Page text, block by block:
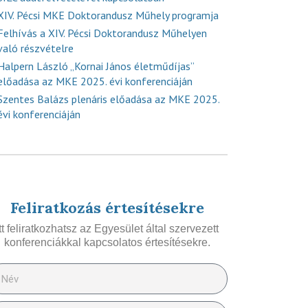
Pécsi MKE Doktorandusz Műhely programja
a XIV. Pécsi Doktorandusz Műhelyen
részvételre
László „Kornai János életműdíjas”
az MKE 2025. évi konferenciáján
Balázs plenáris előadása az MKE 2025.
konferenciáján
Feliratkozás értesítésekre
feliratkozhatsz az Egyesület által szervezett
konferenciákkal kapcsolatos értesítésekre.